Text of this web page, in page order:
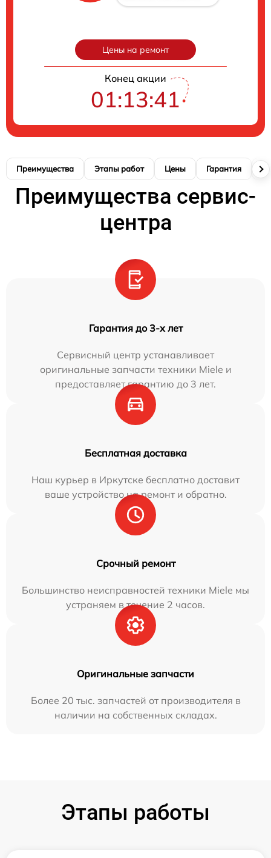
Цены на ремонт
Конец акции
01:13:40
Преимущества Этапы работ Цены Гарантия
Преимущества сервис-
центра
Гарантия до 3-х лет
Сервисный центр устанавливает
оригинальные запчасти техники Miele и
предоставляет гарантию до 3 лет.
Бесплатная доставка
Наш курьер в Иркутске бесплатно доставит
ваше устройство на ремонт и обратно.
Срочный ремонт
Большинство неисправностей техники Miele мы
устраняем в течение 2 часов.
Оригинальные запчасти
Более 20 тыс. запчастей от производителя в
наличии на собственных складах.
Этапы работы